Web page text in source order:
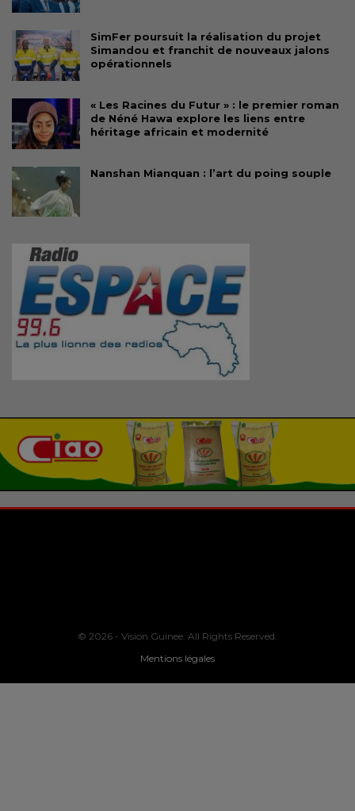
SimFer poursuit la réalisation du projet
Simandou et franchit de nouveaux jalons
opérationnels
« Les Racines du Futur » : le premier roman
de Néné Hawa explore les liens entre
héritage africain et modernité
Nanshan Mianquan : l’art du poing souple
© 2026 - Vision Guinee. All Rights Reserved.
Mentions légales